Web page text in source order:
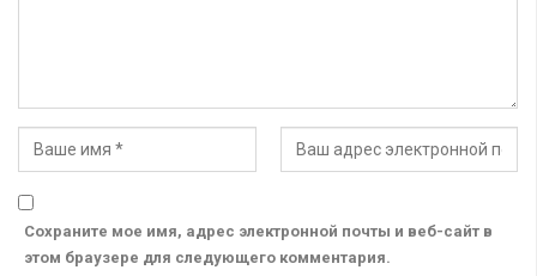
Сохраните мое имя, адрес электронной почты и веб-сайт в
этом браузере для следующего комментария.